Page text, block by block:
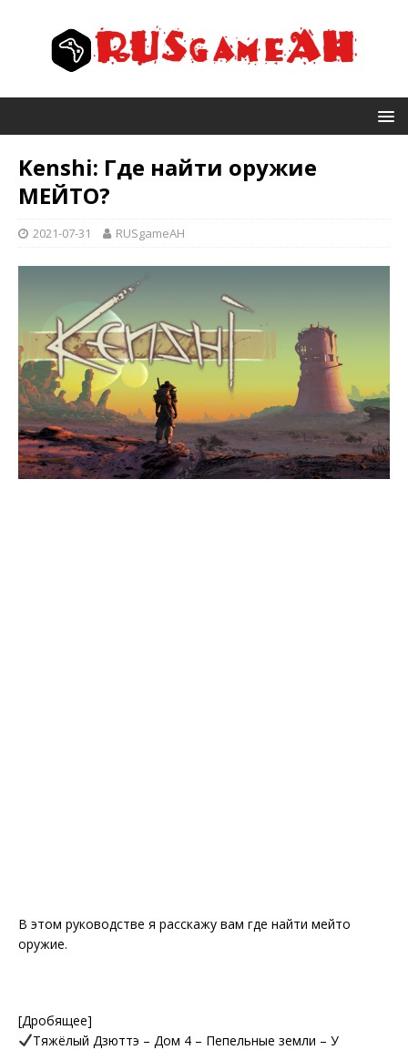
Kenshi: Где найти оружие
МЕЙТО?
2021-07-31 RUSgameAH
В этом руководстве я расскажу вам где найти мейто
оружие.
[Дробящее]
Тяжёлый Дзюттэ – Дом 4 – Пепельные земли – У